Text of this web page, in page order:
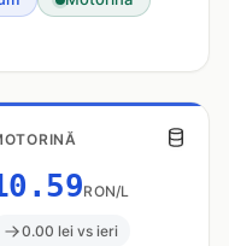
RON/L
0.00 lei vs ieri